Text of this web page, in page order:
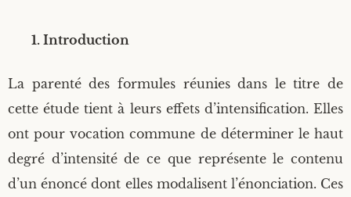
1. Intro­duc­tion
La paren­té des for­mules réunies dans le titre de
cette étude tient à leurs effets d’intensification. Elles
ont pour voca­tion com­mune de déter­mi­ner le haut
degré d’intensité de ce que repré­sente le conte­nu
d’un énon­cé dont elles moda­lisent l’énonciation. Ces